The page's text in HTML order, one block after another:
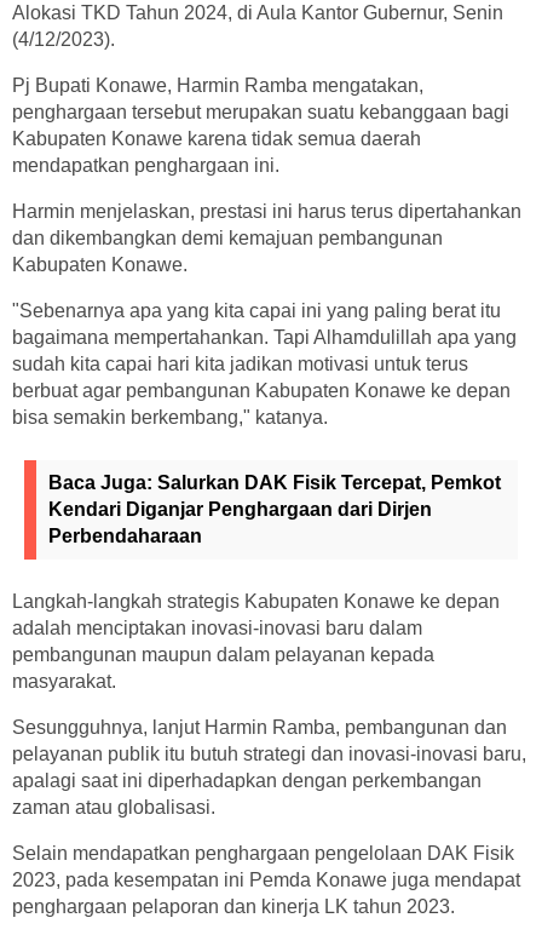
Alokasi TKD Tahun 2024, di Aula Kantor Gubernur, Senin
(4/12/2023).
Pj Bupati Konawe, Harmin Ramba mengatakan,
penghargaan tersebut merupakan suatu kebanggaan bagi
Kabupaten Konawe karena tidak semua daerah
mendapatkan penghargaan ini.
Harmin menjelaskan, prestasi ini harus terus dipertahankan
dan dikembangkan demi kemajuan pembangunan
Kabupaten Konawe.
"Sebenarnya apa yang kita capai ini yang paling berat itu
bagaimana mempertahankan. Tapi Alhamdulillah apa yang
sudah kita capai hari kita jadikan motivasi untuk terus
berbuat agar pembangunan Kabupaten Konawe ke depan
bisa semakin berkembang," katanya.
Baca Juga: Salurkan DAK Fisik Tercepat, Pemkot
Kendari Diganjar Penghargaan dari Dirjen
Perbendaharaan
Langkah-langkah strategis Kabupaten Konawe ke depan
adalah menciptakan inovasi-inovasi baru dalam
pembangunan maupun dalam pelayanan kepada
masyarakat.
Sesungguhnya, lanjut Harmin Ramba, pembangunan dan
pelayanan publik itu butuh strategi dan inovasi-inovasi baru,
apalagi saat ini diperhadapkan dengan perkembangan
zaman atau globalisasi.
Selain mendapatkan penghargaan pengelolaan DAK Fisik
2023, pada kesempatan ini Pemda Konawe juga mendapat
penghargaan pelaporan dan kinerja LK tahun 2023.